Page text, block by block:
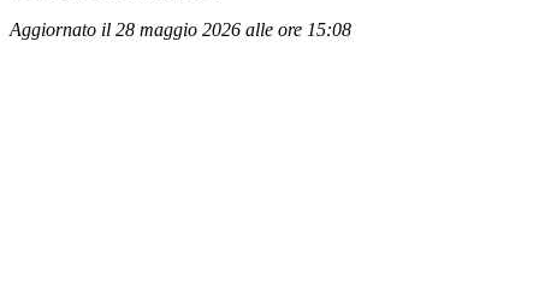
Aggiornato il 28 maggio 2026 alle ore 15:08